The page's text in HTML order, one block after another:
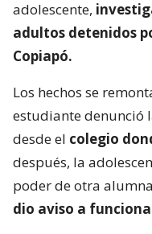
adolescente,
adultos detenidos
Copiapó.
Los hechos se
estudiante denunció
desde el colegio
después, la
poder de otra
dio aviso a